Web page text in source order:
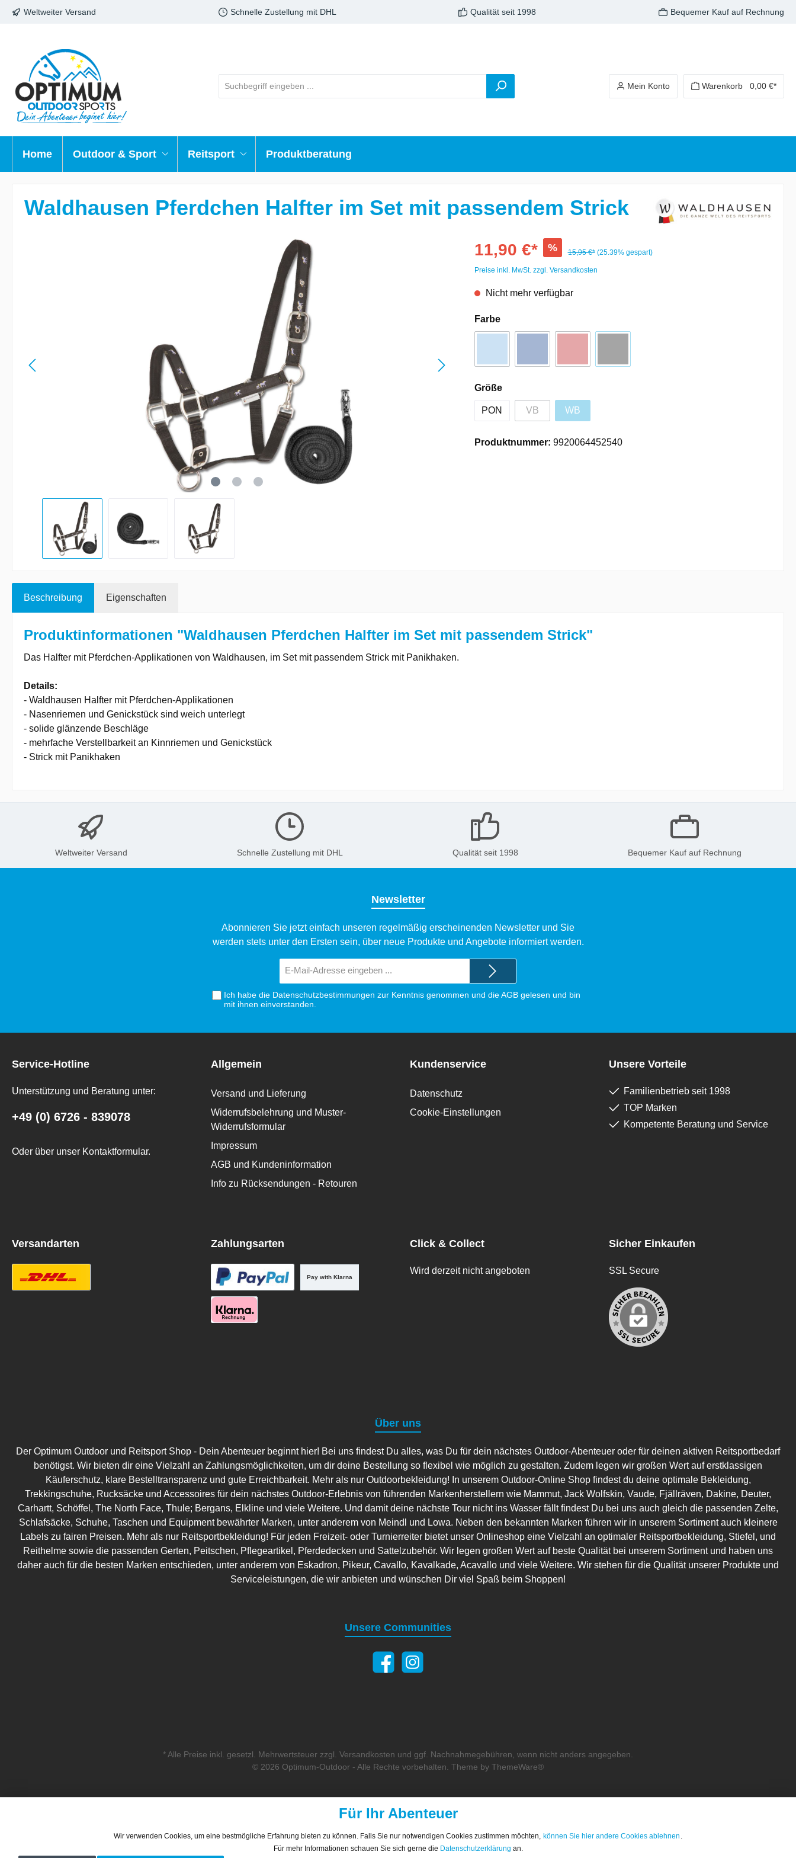
Weltweiter Versand Schnelle Zustellung mit DHL Qualität seit 1998 Bequemer Kauf auf Rechnung
Mein Konto Warenkorb 0,00 €*
Home Outdoor & Sport Reitsport Produktberatung
Waldhausen Pferdchen Halfter im Set mit passendem Strick
11,90 €* % 15,95 €* (25.39% gespart)
Preise inkl. MwSt. zzgl. Versandkosten
Nicht mehr verfügbar
Farbe
Größe
PON VB WB
Produktnummer: 9920064452540
Beschreibung Eigenschaften
Produktinformationen "Waldhausen Pferdchen Halfter im Set mit passendem Strick"
Das Halfter mit Pferdchen-Applikationen von Waldhausen, im Set mit passendem Strick mit Panikhaken.
Details:
- Waldhausen Halfter mit Pferdchen-Applikationen
- Nasenriemen und Genickstück sind weich unterlegt
- solide glänzende Beschläge
- mehrfache Verstellbarkeit an Kinnriemen und Genickstück
- Strick mit Panikhaken
Weltweiter Versand Schnelle Zustellung mit DHL Qualität seit 1998 Bequemer Kauf auf Rechnung
Newsletter
Abonnieren Sie jetzt einfach unseren regelmäßig erscheinenden Newsletter und Sie
werden stets unter den Ersten sein, über neue Produkte und Angebote informiert werden.
Mail-
Adresse*
Ich habe die Datenschutzbestimmungen zur Kenntnis genommen und dieAGB gelesen und bin
mit ihnen einverstanden.
Service-Hotline
Unterstützung und Beratung unter:
+49 (0) 6726 - 839078
Oder über unser Kontaktformular.
Allgemein
Versand und Lieferung
Widerrufsbelehrung und Muster-
Widerrufsformular
Impressum
AGB und Kundeninformation
Info zu Rücksendungen - Retouren
Kundenservice
Datenschutz
Cookie-Einstellungen
Unsere Vorteile
Familienbetrieb seit 1998
TOP Marken
Kompetente Beratung und Service
Versandarten Zahlungsarten
Pay with Klarna
Click & Collect
Wird derzeit nicht angeboten
Sicher Einkaufen
SSL Secure
Über uns
Der Optimum Outdoor und Reitsport Shop - Dein Abenteuer beginnt hier! Bei uns findest Du alles, was Du für dein nächstes Outdoor-Abenteuer oder für deinen aktiven Reitsportbedarf
benötigst. Wir bieten dir eine Vielzahl an Zahlungsmöglichkeiten, um dir deine Bestellung so flexibel wie möglich zu gestalten. Zudem legen wir großen Wert auf erstklassigen
Käuferschutz, klare Bestelltransparenz und gute Erreichbarkeit. Mehr als nur Outdoorbekleidung! In unserem Outdoor-Online Shop findest du deine optimale Bekleidung,
Trekkingschuhe, Rucksäcke und Accessoires für dein nächstes Outdoor-Erlebnis von führenden Markenherstellern wie Mammut, Jack Wolfskin, Vaude, Fjällräven, Dakine, Deuter,
Carhartt, Schöffel, The North Face, Thule; Bergans, Elkline und viele Weitere. Und damit deine nächste Tour nicht ins Wasser fällt findest Du bei uns auch gleich die passenden Zelte,
Schlafsäcke, Schuhe, Taschen und Equipment bewährter Marken, unter anderem von Meindl und Lowa. Neben den bekannten Marken führen wir in unserem Sortiment auch kleinere
Labels zu fairen Preisen. Mehr als nur Reitsportbekleidung! Für jeden Freizeit- oder Turnierreiter bietet unser Onlineshop eine Vielzahl an optimaler Reitsportbekleidung, Stiefel, und
Reithelme sowie die passenden Gerten, Peitschen, Pflegeartikel, Pferdedecken und Sattelzubehör. Wir legen großen Wert auf beste Qualität bei unserem Sortiment und haben uns
daher auch für die besten Marken entschieden, unter anderem von Eskadron, Pikeur, Cavallo, Kavalkade, Acavallo und viele Weitere. Wir stehen für die Qualität unserer Produkte und
Serviceleistungen, die wir anbieten und wünschen Dir viel Spaß beim Shoppen!
Unsere Communities
* Alle Preise inkl. gesetzl. Mehrwertsteuer zzgl. Versandkosten und ggf. Nachnahmegebühren, wenn nicht anders angegeben.
© 2026 Optimum-Outdoor - Alle Rechte vorbehalten. Theme by ThemeWare®
Für Ihr Abenteuer
Wir verwenden Cookies, um eine bestmögliche Erfahrung bieten zu können. Falls Sie nur notwendigen Cookies zustimmen möchten, können Sie hier andere Cookies ablehnen .
Für mehr Informationen schauen Sie sich gerne die Datenschutzerklärung an.